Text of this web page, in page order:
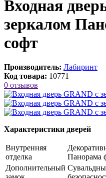
Входная
зеркалом
софт
Производитель: Лабиринт
Код товара: 10771
0 отзывов
Характеристики дверей
Внутренняя
отделка
Панорама
Дополнительный